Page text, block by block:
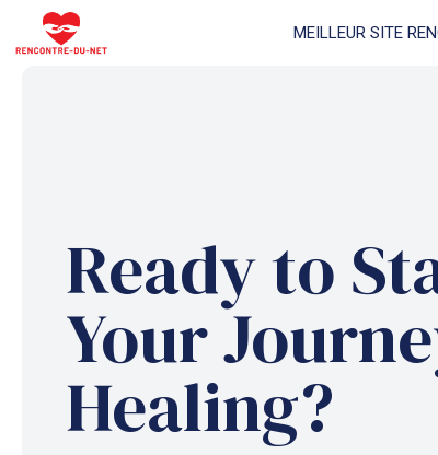
au
MEILLEUR SITE
Ready to
Your
Healing?